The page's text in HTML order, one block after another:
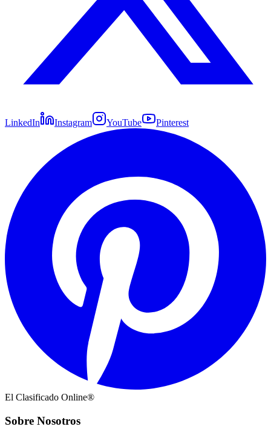
LinkedIn Instagram YouTube Pinterest
El Clasificado Online®
Sobre Nosotros